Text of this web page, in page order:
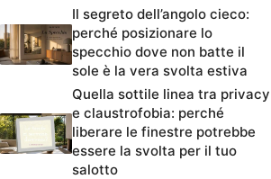
Il segreto dell’angolo cieco:
perché posizionare lo
specchio dove non batte il
sole è la vera svolta estiva
Quella sottile linea tra privacy
e claustrofobia: perché
liberare le finestre potrebbe
essere la svolta per il tuo
salotto